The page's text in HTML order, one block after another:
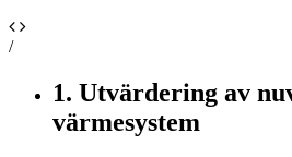
/
1. Utvärdering av
värmesystem